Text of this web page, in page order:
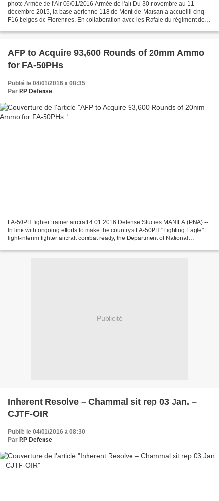
photo Armée de l'Air 06/01/2016 Armée de l'air Du 30 novembre au 11
décembre 2015, la base aérienne 118 de Mont-de-Marsan a accueilli cinq
F16 belges de Florennes. En collaboration avec les Rafale du régiment de
AFP to Acquire 93,600 Rounds of 20mm Ammo
for FA-50PHs
Publié le 04/01/2016 à 08:35
Par RP Defense
FA-50PH fighter trainer aircraft 4.01.2016 Defense Studies MANILA (PNA) --
In line with ongoing efforts to make the country's FA-50PH "Fighting Eagle"
light-interim fighter aircraft combat ready, the Department of National
Publicité
Inherent Resolve – Chammal sit rep 03 Jan. –
CJTF-OIR
Publié le 04/01/2016 à 08:30
Par RP Defense